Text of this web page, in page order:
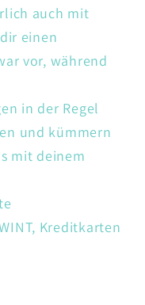
auch mit
einen
vor, während
in der Regel
und kümmern
mit deinem
Kreditkarten